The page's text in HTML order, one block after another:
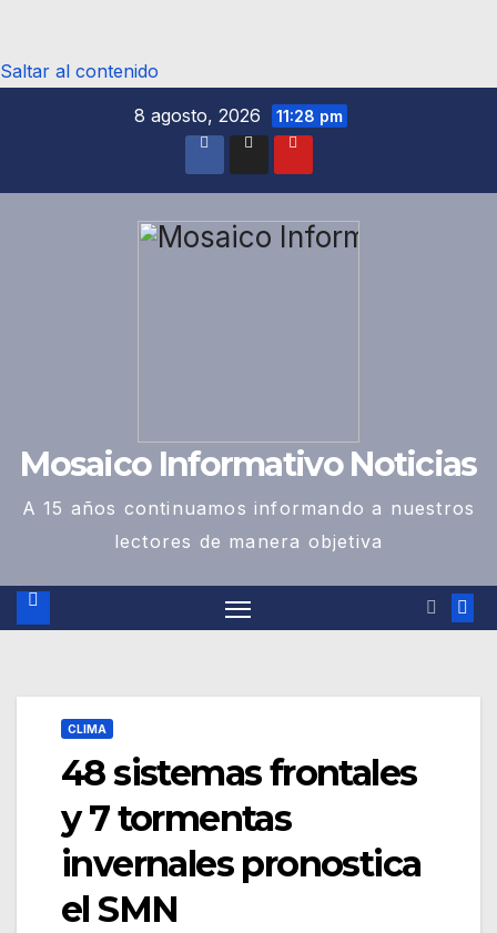
Saltar al contenido
8 agosto, 2026
11:28 pm
Mosaico Informativo Noticias
A 15 años continuamos informando a nuestros
lectores de manera objetiva
CLIMA
48 sistemas frontales
y 7 tormentas
invernales pronostica
el SMN